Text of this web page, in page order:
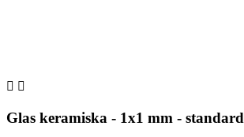
 
Glas keramiska - 1x1 mm - standard